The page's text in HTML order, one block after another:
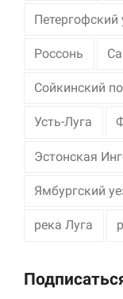
Петергофский
Россонь
Сойкинский
Усть-Луга
Эстонская
Ямбургский
река Луга